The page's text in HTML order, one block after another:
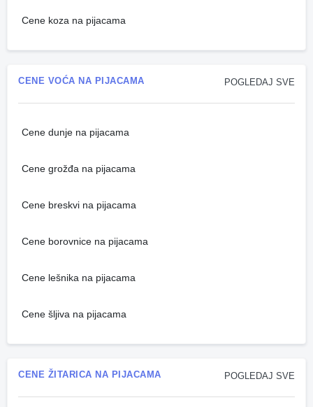
Cene koza na pijacama
POGLEDAJ SVE
CENE VOĆA NA PIJACAMA
Cene dunje na pijacama
Cene grožđa na pijacama
Cene breskvi na pijacama
Cene borovnice na pijacama
Cene lešnika na pijacama
Cene šljiva na pijacama
POGLEDAJ SVE
CENE ŽITARICA NA PIJACAMA